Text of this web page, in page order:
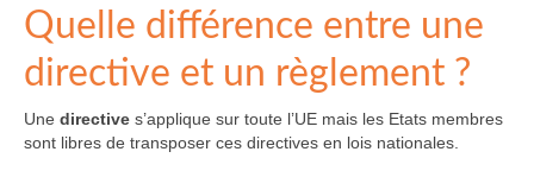
Quelle différence entre une
directive et un règlement ?
Une directive s’applique sur toute l’UE mais les Etats membres
sont libres de transposer ces directives en lois nationales.